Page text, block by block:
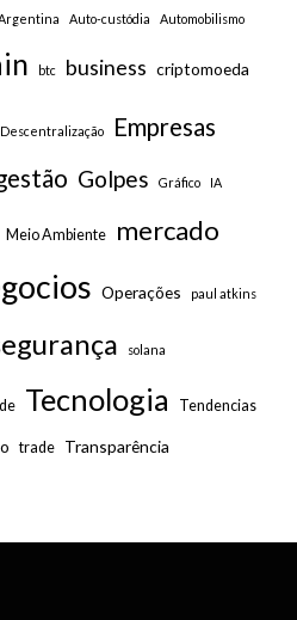
Auto-custódia Automobilismo
btc business criptomoeda
Descentralização Empresas
Golpes Gráfico IA
Meio Ambiente mercado
Operações paul atkins
solana
Tecnologia Tendencias
trade Transparência